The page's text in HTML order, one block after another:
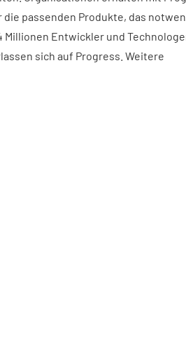
passenden Produkte, das
Entwickler und
sich auf Progress. Weitere